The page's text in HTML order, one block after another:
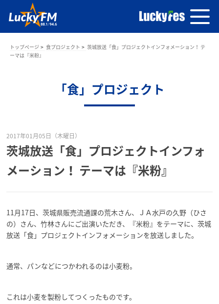
トップページ 食プロジェクト
茨城放送「食」プロジェクトインフォメーション！ テ
ーマは『米粉』
「食」プロジェクト
2017年01月05日（木曜日）
茨城放送「食」プロジェクトインフォ
メーション！ テーマは『米粉』
11月17日、茨城県販売流通課の荒木さん、ＪＡ水戸の久野（ひさ
の）さん、竹林さんにご出演いただき、『米粉』をテーマに、茨城
放送「食」プロジェクトインフォメーションを放送しました。
通常、パンなどにつかわれるのは小麦粉。
これは小麦を製粉してつくったものです。